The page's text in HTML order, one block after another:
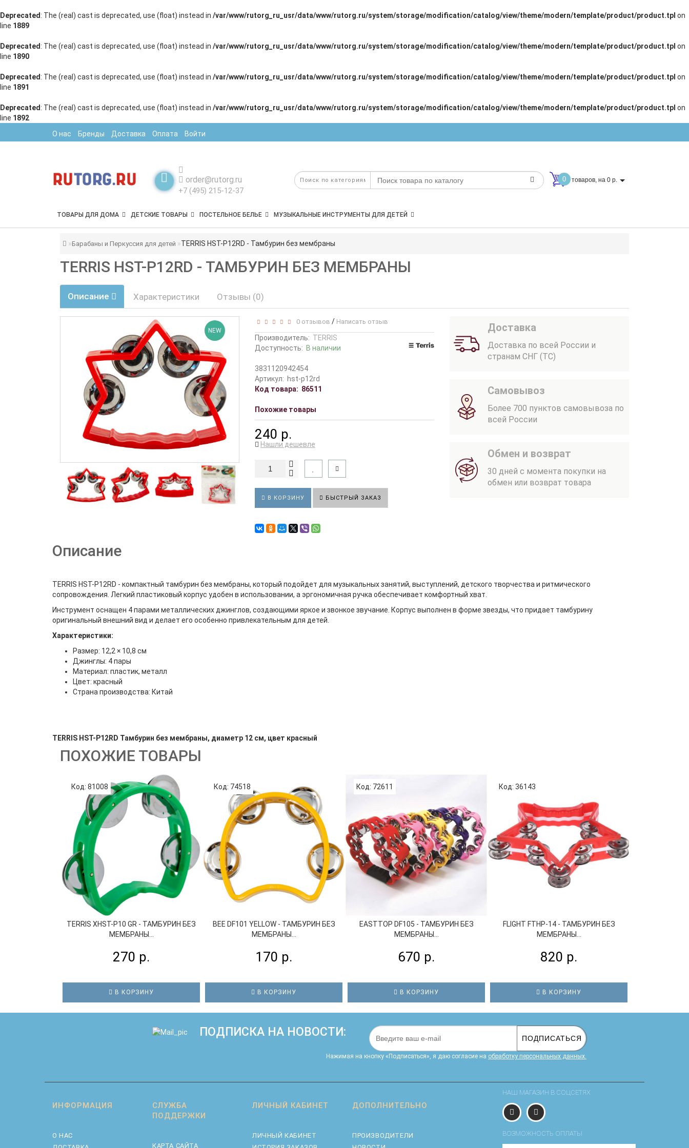
Deprecated : The (real) cast is deprecated, use (float) instead in /var/www/rutorg_ru_usr/data/www/rutorg.ru/system/storage/modification/catalog/view/theme/modern/template/product/product.tpl on
line 1889
Deprecated : The (real) cast is deprecated, use (float) instead in /var/www/rutorg_ru_usr/data/www/rutorg.ru/system/storage/modification/catalog/view/theme/modern/template/product/product.tpl on
line 1890
Deprecated : The (real) cast is deprecated, use (float) instead in /var/www/rutorg_ru_usr/data/www/rutorg.ru/system/storage/modification/catalog/view/theme/modern/template/product/product.tpl on
line 1891
Deprecated : The (real) cast is deprecated, use (float) instead in /var/www/rutorg_ru_usr/data/www/rutorg.ru/system/storage/modification/catalog/view/theme/modern/template/product/product.tpl on
line 1892
О нас
Бренды Доставка Оплата Войти
order@rutorg.ru
+7 (495) 215-12-37
0 товаров, на 0 р.
ТОВАРЫ ДЛЯ ДОМА ДЕТСКИЕ ТОВАРЫ ПОСТЕЛЬНОЕ БЕЛЬЕ МУЗЫКАЛЬНЫЕ ИНСТРУМЕНТЫ ДЛЯ ДЕТЕЙ
Барабаны и Перкуссия для детей TERRIS HST-P12RD - Тамбурин без мембраны
TERRIS HST-P12RD - ТАМБУРИН БЕЗ МЕМБРАНЫ
Описание Характеристики Отзывы (0)
NEW
0 отзывов / Написать отзыв
Производитель: TERRIS
Доступность: В наличии
3831120942454
Артикул: hst-p12rd
Код товара: 86511
Похожие товары
240 р.
Нашли дешевле
В КОРЗИНУ БЫСТРЫЙ ЗАКАЗ
Доставка
Доставка по всей России и
странам СНГ (ТС)
Самовывоз
Более 700 пунктов самовывоза по
всей России
Обмен и возврат
30 дней с момента покупки на
обмен или возврат товара
Описание
TERRIS HST-P12RD - компактный тамбурин без мембраны, который подойдет для музыкальных занятий, выступлений, детского творчества и ритмического
сопровождения. Легкий пластиковый корпус удобен в использовании, а эргономичная ручка обеспечивает комфортный хват.
Инструмент оснащен 4 парами металлических джинглов, создающими яркое и звонкое звучание. Корпус выполнен в форме звезды, что придает тамбурину
оригинальный внешний вид и делает его особенно привлекательным для детей.
Характеристики:
Размер: 12,2 × 10,8 см
Джинглы: 4 пары
Материал: пластик, металл
Цвет: красный
Страна производства: Китай
TERRIS HST-P12RD Тамбурин без мембраны, диаметр 12 см, цвет красный
ПОХОЖИЕ ТОВАРЫ
Код: 81008
TERRIS XHST-P10 GR - ТАМБУРИН БЕЗ
МЕМБРАНЫ...
270 р.
В КОРЗИНУ
Код: 74518
BEE DF101 YELLOW - ТАМБУРИН БЕЗ
МЕМБРАНЫ...
170 р.
В КОРЗИНУ
Код: 72611
EASTTOP DF105 - ТАМБУРИН БЕЗ
МЕМБРАНЫ...
670 р.
В КОРЗИНУ
Код: 36143
FLIGHT FTHP-14 - ТАМБУРИН БЕЗ
МЕМБРАНЫ...
820 р.
В КОРЗИНУ
ПОДПИСКА НА НОВОСТИ: ПОДПИСАТЬСЯ
Нажимая на кнопку «Подписаться», я даю cогласие на обработку персональных данных.
ИНФОРМАЦИЯ
О НАС
СЛУЖБА
ПОДДЕРЖКИ
КАРТА САЙТА
ЛИЧНЫЙ КАБИНЕТ
ЛИЧНЫЙ КАБИНЕТ
ДОПОЛНИТЕЛЬНО
ПРОИЗВОДИТЕЛИ
НАШ МАГАЗИН В СОЦСЕТЯХ
ВОЗМОЖНОСТЬ ОПЛАТЫ